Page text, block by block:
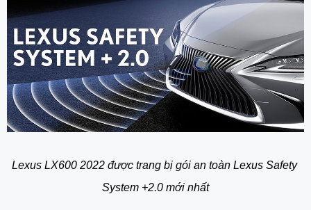
Lexus LX600 2022 được trang bị gói an toàn Lexus Safety
System +2.0 mới nhất